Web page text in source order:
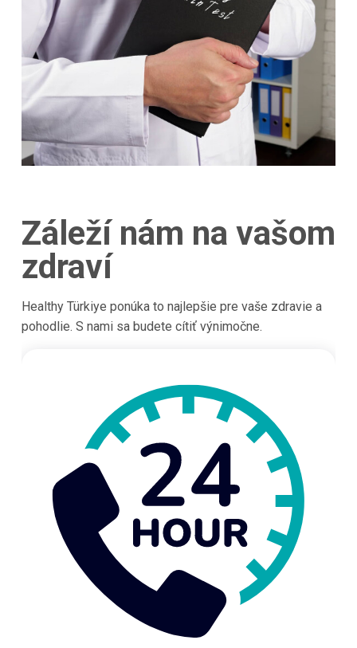
Záleží nám na vašom
zdraví
Healthy Türkiye ponúka to najlepšie pre vaše zdravie a
pohodlie. S nami sa budete cítiť výnimočne.